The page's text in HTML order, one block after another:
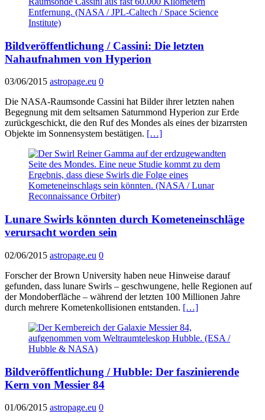
Bildveröffentlichung / Cassini: Die letzten
Nahaufnahmen von Hyperion
03/06/2015 astropage.eu 0
Die NASA-Raumsonde Cassini hat Bilder ihrer letzten nahen
Begegnung mit dem seltsamen Saturnmond Hyperion zur Erde
zurückgeschickt, die den Ruf des Mondes als eines der bizarrsten
Objekte im Sonnensystem bestätigen. […]
Lunare Swirls könnten durch Kometeneinschläge
verursacht worden sein
02/06/2015 astropage.eu 0
Forscher der Brown University haben neue Hinweise darauf
gefunden, dass lunare Swirls – geschwungene, helle Regionen auf
der Mondoberfläche – während der letzten 100 Millionen Jahre
durch mehrere Kometenkollisionen entstanden. […]
Bildveröffentlichung / Hubble: Der faszinierende
Kern von Messier 84
01/06/2015 astropage.eu 0